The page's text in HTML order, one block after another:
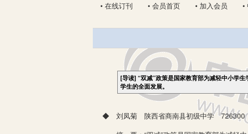
• 在线订刊
• 会员首页 • 加入会员 •
[导读]“双减”政策是国家教育部为减轻中小学
学生的全面发展。
◆ 刘凤菊 陕西省商南县初级中学 726300